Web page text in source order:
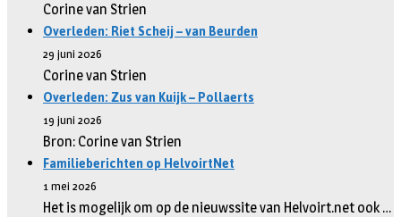
Corine van Strien
Overleden: Riet Scheij – van Beurden
29 juni 2026
Corine van Strien
Overleden: Zus van Kuijk – Pollaerts
19 juni 2026
Bron: Corine van Strien
Familieberichten op HelvoirtNet
1 mei 2026
Het is mogelijk om op de nieuwssite van Helvoirt.net ook …